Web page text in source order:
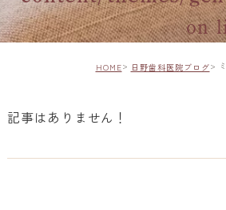
on
HOME 日野歯科医院ブログ
記事はありません！